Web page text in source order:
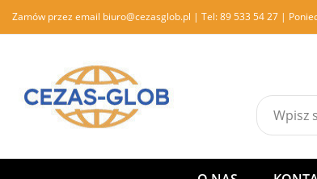
Zamów przez email biuro@cezasglob.pl | Tel:89 533 54 27 |